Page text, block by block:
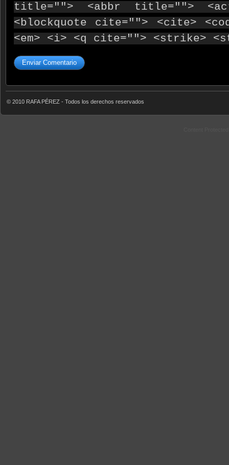
title=""> <abbr title="">
<blockquote cite=""> <cite>
<em> <i> <q cite=""> <strike>
© 2010 RAFA PÉREZ - Todos los derechos reservados